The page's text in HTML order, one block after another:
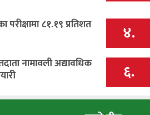
परीक्षामा ८१.१९ प्रतिशत ४.
नामावली अद्यावधिक ६.